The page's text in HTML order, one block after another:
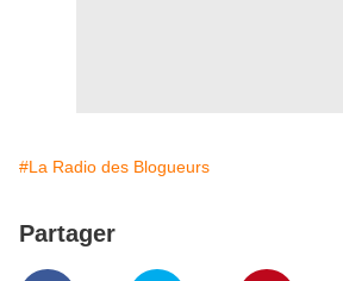
#La Radio des Blogueurs
Partager